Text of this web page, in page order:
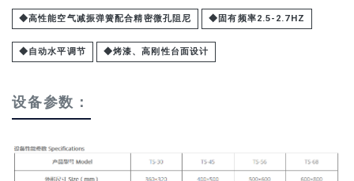
◆高性能空气减振弹簧配合精密微孔阻尼 ◆固有频率2.5-2.7HZ
◆自动水平调节 ◆烤漆、高刚性台面设计
设备参数：